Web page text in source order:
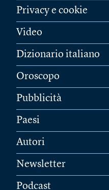
Privacy e cookie
Video
Dizionario italiano
Oroscopo
Pubblicità
Paesi
Autori
Newsletter
Podcast